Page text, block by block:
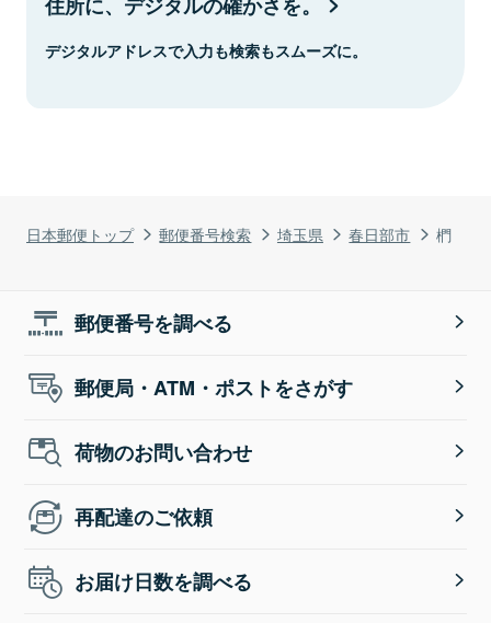
日本郵便トップ 郵便番号検索 埼玉県 春日部市 椚
デジタルアドレスで入力も検索もスムーズに。
郵便番号を調べる
郵便局・ATM・ポストをさがす
荷物のお問い合わせ
再配達のご依頼
お届け日数を調べる